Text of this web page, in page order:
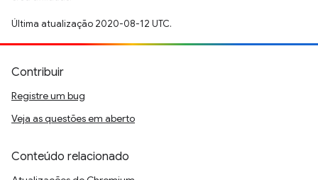
Última atualização 2020-08-12 UTC.
Contribuir
Registre um bug
Veja as questões em aberto
Conteúdo relacionado